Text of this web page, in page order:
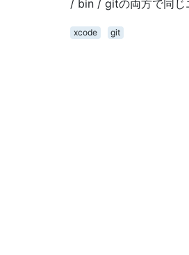
/ bin / gitの両方で同じ
xcode git